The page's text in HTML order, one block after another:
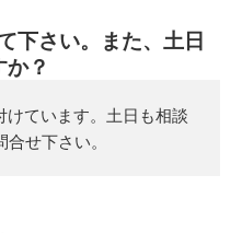
下さい。また、土日
？
ています。土日も相談
せ下さい。